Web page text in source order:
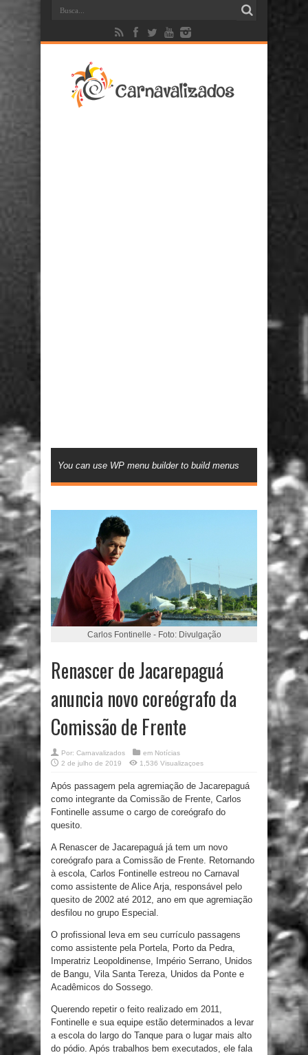
You can use WP menu builder to build menus
Carlos Fontinelle - Foto: Divulgação
Renascer de Jacarepaguá
anuncia novo coreógrafo da
Comissão de Frente
Por: Carnavalizados em Notícias
2 de julho de 2019
1,536 Visualizaçoes
Após passagem pela agremiação de Jacarepaguá
como integrante da Comissão de Frente, Carlos
Fontinelle assume o cargo de coreógrafo do
quesito.
A Renascer de Jacarepaguá já tem um novo
coreógrafo para a Comissão de Frente. Retornando
à escola, Carlos Fontinelle estreou no Carnaval
como assistente de Alice Arja, responsável pelo
quesito de 2002 até 2012, ano em que agremiação
desfilou no grupo Especial.
O profissional leva em seu currículo passagens
como assistente pela Portela, Porto da Pedra,
Imperatriz Leopoldinense, Império Serrano, Unidos
de Bangu, Vila Santa Tereza, Unidos da Ponte e
Acadêmicos do Sossego.
Querendo repetir o feito realizado em 2011,
Fontinelle e sua equipe estão determinados a levar
a escola do largo do Tanque para o lugar mais alto
do pódio. Após trabalhos bem executados, ele fala